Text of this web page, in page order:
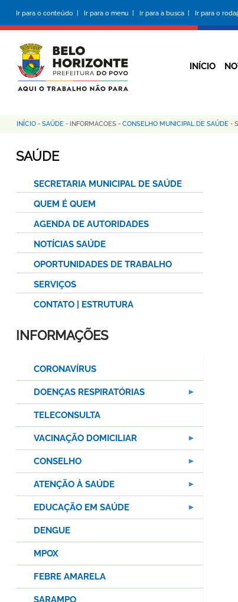
conteúdo
principal
Ir para o conteúdo | Ir para o menu | Ir para a busca | Ir para o
INÍCIO
Trilha
de
INÍCIO - SAÚDE - INFORMACOES - CONSELHO MUNICIPAL DE SAÚDE -
SAÚDE
SECRETARIA MUNICIPAL DE SAÚDE
QUEM É QUEM
AGENDA DE AUTORIDADES
NOTÍCIAS SAÚDE
OPORTUNIDADES DE TRABALHO
SERVIÇOS
CONTATO | ESTRUTURA
INFORMAÇÕES
CORONAVÍRUS
DOENÇAS RESPIRATÓRIAS
TELECONSULTA
VACINAÇÃO DOMICILIAR
CONSELHO
ATENÇÃO À SAÚDE
EDUCAÇÃO EM SAÚDE
DENGUE
MPOX
FEBRE AMARELA